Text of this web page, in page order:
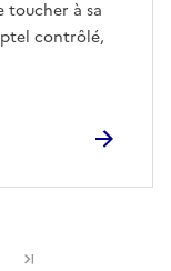
toucher à sa
contrôlé,
Page suivante